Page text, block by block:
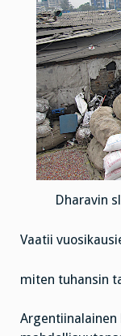
Dharavin
Vaatii
miten tuhansin